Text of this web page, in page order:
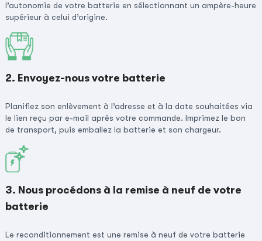
l’autonomie de votre batterie en sélectionnant un ampère-heure
supérieur à celui d’origine.
2. Envoyez-nous votre batterie
Planifiez son enlèvement à l’adresse et à la date souhaitées via
le lien reçu par e-mail après votre commande. Imprimez le bon
de transport, puis emballez la batterie et son chargeur.
3. Nous procédons à la remise à neuf de votre
batterie
Le reconditionnement est une remise à neuf de votre batterie